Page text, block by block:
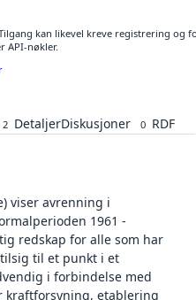
kan likevel kreve registrering og
API-nøkler.
2 DetaljerDiskusjoner 0 RDF
viser avrenning i
1961 -
redskap for alle som har
til et punkt i et
i forbindelse med
kraftforsyning, etablering